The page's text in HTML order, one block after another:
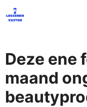
naar
Deze ene
maand